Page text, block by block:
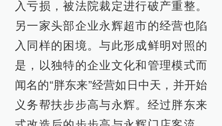
入亏损，被法院裁定进行破产重整。
另一家头部企业永辉超市的经营也陷
入同样的困境。与此形成鲜明对照的
是，以独特的企业文化和管理模式而
闻名的“胖东来”经营如日中天，并开始
义务帮扶步步高与永辉。经过胖东来